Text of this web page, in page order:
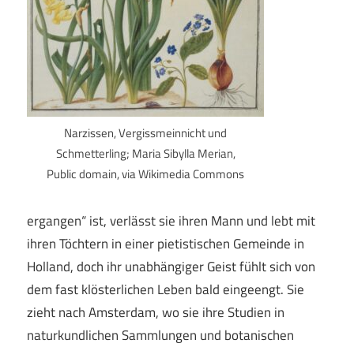
Narzissen, Vergissmeinnicht und
Schmetterling; Maria Sibylla Merian,
Public domain, via Wikimedia Commons
ergangen“ ist, verlässt sie ihren Mann und lebt mit
ihren Töchtern in einer pietistischen Gemeinde in
Holland, doch ihr unabhängiger Geist fühlt sich von
dem fast klösterlichen Leben bald eingeengt. Sie
zieht nach Amsterdam, wo sie ihre Studien in
naturkundlichen Sammlungen und botanischen